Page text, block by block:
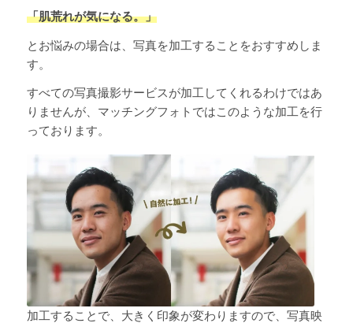
「肌荒れが気になる。」
とお悩みの場合は、写真を加工することをおすすめしま
す。
すべての写真撮影サービスが加工してくれるわけではあ
りませんが、マッチングフォトではこのような加工を行
っております。
加工することで、大きく印象が変わりますので、写真映